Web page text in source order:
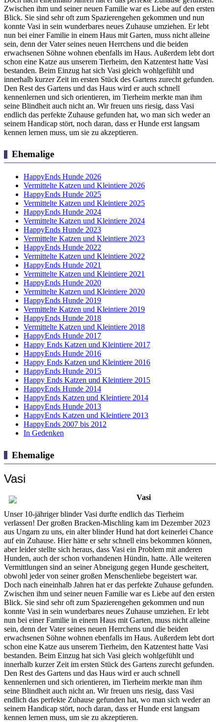
Zwischen ihm und seiner neuen Familie war es Liebe auf den ersten
Blick. Sie sind sehr oft zum Spazierengehen gekommen und nun
konnte Vasi in sein wunderbares neues Zuhause umziehen. Er lebt
nun bei einer Familie in einem Haus mit Garten, muss nicht alleine
sein, denn der Vater seines neuen Herrchens und die beiden
erwachsenen Söhne wohnen ebenfalls im Haus. Außerdem lebt dort
schon eine Katze aus unserem Tierheim, den Katzentest hatte Vasi
bestanden. Beim Einzug hat sich Vasi gleich wohlgefühlt und
innerhalb kurzer Zeit im ersten Stück des Gartens zurecht gefunden.
Den Rest des Gartens und das Haus wird er auch schnell
kennenlernen und sich orientieren, im Tierheim merkte man ihm
seine Blindheit auch nicht an. Wir freuen uns riesig, dass Vasi
endlich das perfekte Zuhause gefunden hat, wo man sich weder an
seinem Handicap stört, noch daran, dass er Hunde erst langsam
kennen lernen muss, um sie zu akzeptieren.
Ehemalige
HappyEnds Hunde 2026
Vermittelte Katzen und Kleintiere 2026
HappyEnds Hunde 2025
Vermittelte Katzen und Kleintiere 2025
HappyEnds Hunde 2024
Vermittelte Katzen und Kleintiere 2024
HappyEnds Hunde 2023
Vermittelte Katzen und Kleintiere 2023
HappyEnds Hunde 2022
Vermittelte Katzen und Kleintiere 2022
HappyEnds Hunde 2021
Vermittelte Katzen und Kleintiere 2021
HappyEnds Hunde 2020
Vermittelte Katzen und Kleintiere 2020
HappyEnds Hunde 2019
Vermittelte Katzen und Kleintiere 2019
HappyEnds Hunde 2018
Vermittelte Katzen und Kleintiere 2018
HappyEnds Hunde 2017
Happy Ends Katzen und Kleintiere 2017
HappyEnds Hunde 2016
Happy Ends Katzen und Kleintiere 2016
HappyEnds Hunde 2015
Happy Ends Katzen und Kleintiere 2015
HappyEnds Hunde 2014
HappyEnds Katzen und Kleintiere 2014
HappyEnds Hunde 2013
HappyEnds Katzen und Kleintiere 2013
HappyEnds 2007 bis 2012
In Gedenken
Ehemalige
Vasi
Vasi
Unser 10-jähriger blinder Vasi durfte endlich das Tierheim
verlassen! Der großen Bracken-Mischling kam im Dezember 2023
aus Ungarn zu uns, ein alter blinder Hund hat dort keinerlei Chance
auf ein Zuhause. Hier hätte er sehr schnell eins bekommen können,
aber leider stellte sich heraus, dass Vasi ein Problem mit anderen
Hunden, auch der schon vorhandenen Hündin, hatte. Alle weiteren
Vermittlungen sind an seiner Abneigung gegen Hunde gescheitert,
obwohl jeder von seiner großen Menschenliebe begeistert war.
Doch nach eineinhalb Jahren hat er das perfekte Zuhause gefunden.
Zwischen ihm und seiner neuen Familie war es Liebe auf den ersten
Blick. Sie sind sehr oft zum Spazierengehen gekommen und nun
konnte Vasi in sein wunderbares neues Zuhause umziehen. Er lebt
nun bei einer Familie in einem Haus mit Garten, muss nicht alleine
sein, denn der Vater seines neuen Herrchens und die beiden
erwachsenen Söhne wohnen ebenfalls im Haus. Außerdem lebt dort
schon eine Katze aus unserem Tierheim, den Katzentest hatte Vasi
bestanden. Beim Einzug hat sich Vasi gleich wohlgefühlt und
innerhalb kurzer Zeit im ersten Stück des Gartens zurecht gefunden.
Den Rest des Gartens und das Haus wird er auch schnell
kennenlernen und sich orientieren, im Tierheim merkte man ihm
seine Blindheit auch nicht an. Wir freuen uns riesig, dass Vasi
endlich das perfekte Zuhause gefunden hat, wo man sich weder an
seinem Handicap stört, noch daran, dass er Hunde erst langsam
kennen lernen muss, um sie zu akzeptieren.